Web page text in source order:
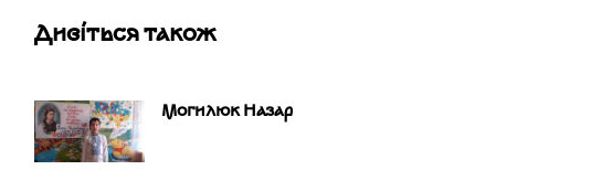
Дивіться також
Могилюк Назар